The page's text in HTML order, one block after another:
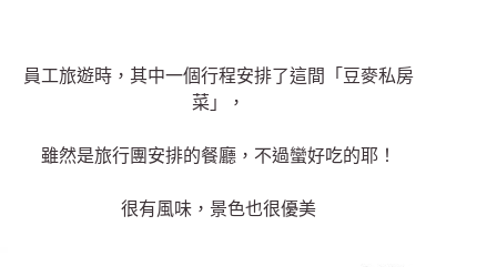
員工旅遊時，其中一個行程安排了這間「豆麥私房
菜」，
雖然是旅行團安排的餐廳，不過蠻好吃的耶！
很有風味，景色也很優美